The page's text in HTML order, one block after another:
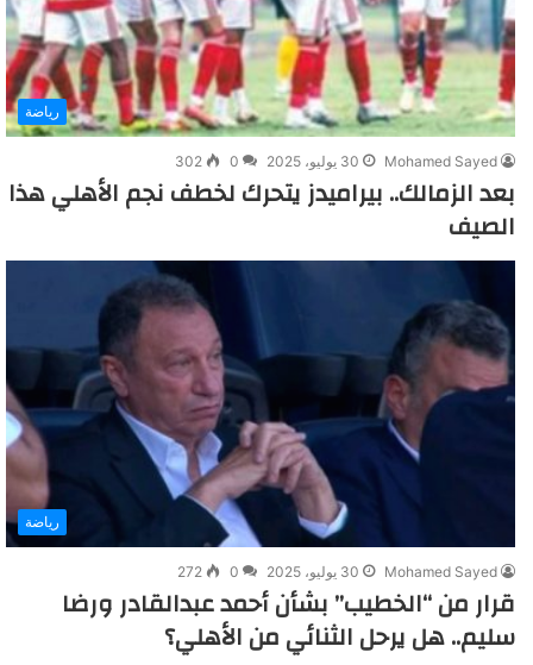
رياضة
Mohamed Sayed 30 يوليو، 2025 0
302
بعد الزمالك.. بيراميدز يتحرك لخطف نجم الأهلي هذا
الصيف
رياضة
Mohamed Sayed 30 يوليو، 2025 0
272
قرار من “الخطيب” بشأن أحمد عبدالقادر ورضا
سليم.. هل يرحل الثنائي من الأهلي؟